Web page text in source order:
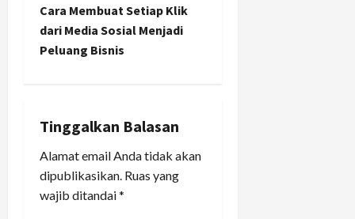
t
n
v
i
g
Cara Membuat Setiap Klik
dari Media Sosial Menjadi
Peluang Bisnis
Tinggalkan Balasan
Alamat email Anda tidak akan
dipublikasikan. Ruas yang
wajib ditandai*